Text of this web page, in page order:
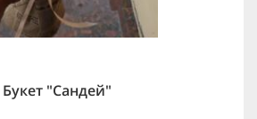
Букет "Сандей"